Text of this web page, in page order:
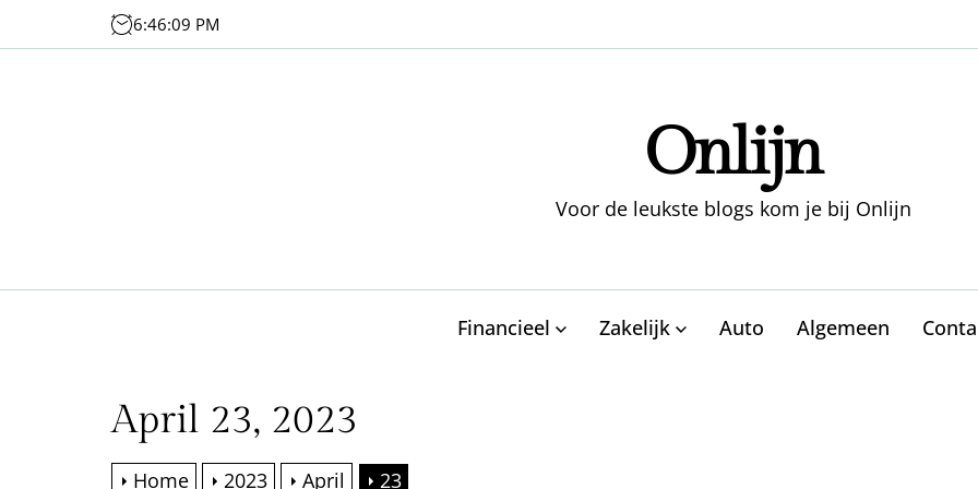
6:46:09 PM
Onlijn
Voor de leukste blogs kom je bij Onlijn
Financieel Zakelijk Auto Algemeen
April 23, 2023
Home 2023 April 23